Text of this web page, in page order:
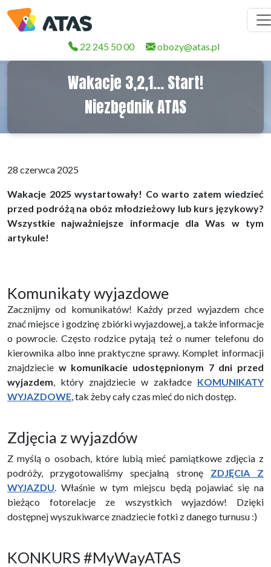
22 245 50 00 obozy@atas.pl
Wakacje 3,2,1... Start!
Niezbędnik ATAS
28 czerwca 2025
Wakacje 2025 wystartowały! Co warto zatem wiedzieć
przed podróżą na obóz młodzieżowy lub kurs językowy?
Wszystkie najważniejsze informacje dla Was w tym
artykule!
Komunikaty wyjazdowe
Zacznijmy od komunikatów! Każdy przed wyjazdem chce
znać miejsce i godzinę zbiórki wyjazdowej, a także informacje
o powrocie. Często rodzice pytają też o numer telefonu do
kierownika albo inne praktyczne sprawy. Komplet informacji
znajdziecie w komunikacie udostępnionym 7 dni przed
wyjazdem, który znajdziecie w zakładce KOMUNIKATY
WYJAZDOWE, tak żeby cały czas mieć do nich dostęp.
Zdjęcia z wyjazdów
Z myślą o osobach, które lubią mieć pamiątkowe zdjęcia z
podróży, przygotowaliśmy specjalną stronę ZDJĘCIA Z
WYJAZDU. Właśnie w tym miejscu będą pojawiać się na
bieżąco fotorelacje ze wszystkich wyjazdów! Dzięki
dostępnej wyszukiwarce znadziecie fotki z danego turnusu :)
KONKURS #MyWayATAS